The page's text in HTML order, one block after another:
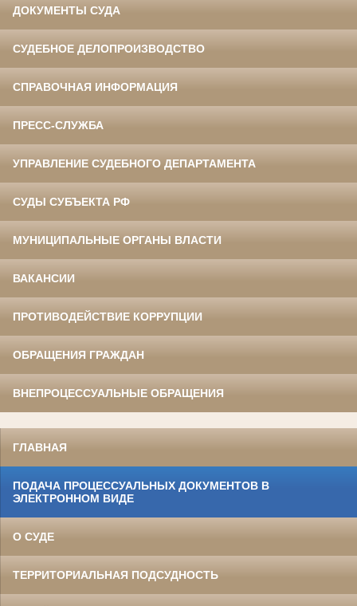
ДОКУМЕНТЫ СУДА
СУДЕБНОЕ ДЕЛОПРОИЗВОДСТВО
СПРАВОЧНАЯ ИНФОРМАЦИЯ
ПРЕСС-СЛУЖБА
УПРАВЛЕНИЕ СУДЕБНОГО ДЕПАРТАМЕНТА
СУДЫ СУБЪЕКТА РФ
МУНИЦИПАЛЬНЫЕ ОРГАНЫ ВЛАСТИ
ВАКАНСИИ
ПРОТИВОДЕЙСТВИЕ КОРРУПЦИИ
ОБРАЩЕНИЯ ГРАЖДАН
ВНЕПРОЦЕССУАЛЬНЫЕ ОБРАЩЕНИЯ
ГЛАВНАЯ
ПОДАЧА ПРОЦЕССУАЛЬНЫХ ДОКУМЕНТОВ В
ЭЛЕКТРОННОМ ВИДЕ
О СУДЕ
ТЕРРИТОРИАЛЬНАЯ ПОДСУДНОСТЬ